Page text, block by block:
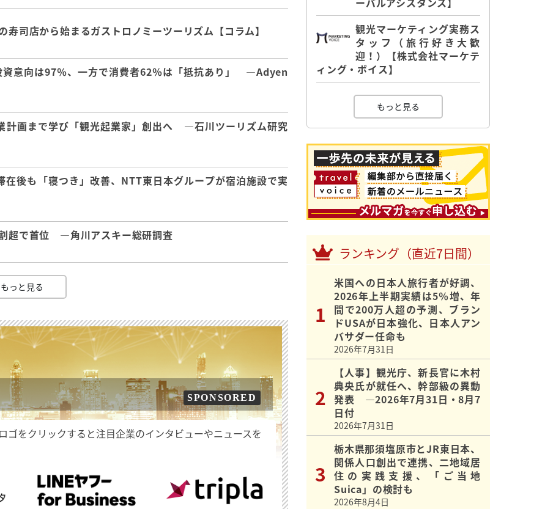
司店から始まるガストロノミーツーリズム【コラム】
資意向は97％、一方で消費者62％は「抵抗あり」 ―Adyen
計画まで学び「観光起業家」創出へ ―石川ツーリズム研究
後も「寝つき」改善、NTT東日本グループが宿泊施設で実
超で首位 ―角川アスキー総研調査
もっと見る
SPONSORED
ゴをクリックすると注目企業のインタビューやニュースを
観光マーケティング実務ス
タッフ（旅行好き大歓
迎！）【株式会社マーケテ
ィング・ボイス】
もっと見る
ランキング（直近7日間）
米国への日本人旅行者が好調、
2026年上半期実績は5％増、年
間で200万人超の予測、ブラン
ドUSAが日本強化、日本人アン
バサダー任命も
2026年7月31日
【人事】観光庁、新長官に木村
典央氏が就任へ、幹部級の異動
発表 ―2026年7月31日・8月7
日付
2026年7月31日
栃木県那須塩原市とJR東日本、
関係人口創出で連携、二地域居
住の実践支援、「ご当地
Suica」の検討も
2026年8月4日